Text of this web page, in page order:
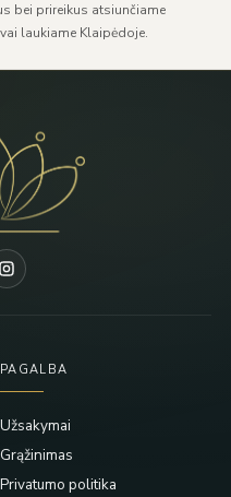
bei prireikus atsiunčiame
laukiame Klaipėdoje.
PAGALBA
Užsakymai
Grąžinimas
Privatumo politika